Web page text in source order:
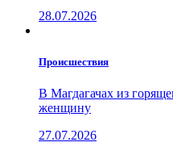
28.07.2026
Проиcшествия
В Магдагачах из
женщину
27.07.2026